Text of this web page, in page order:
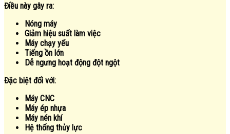
Điều này gây ra:
Nóng máy
Giảm hiệu suất làm việc
Máy chạy yếu
Tiếng ồn lớn
Dễ ngưng hoạt động đột ngột
Đặc biệt đối với:
Máy CNC
Máy ép nhựa
Máy nén khí
Hệ thống thủy lực